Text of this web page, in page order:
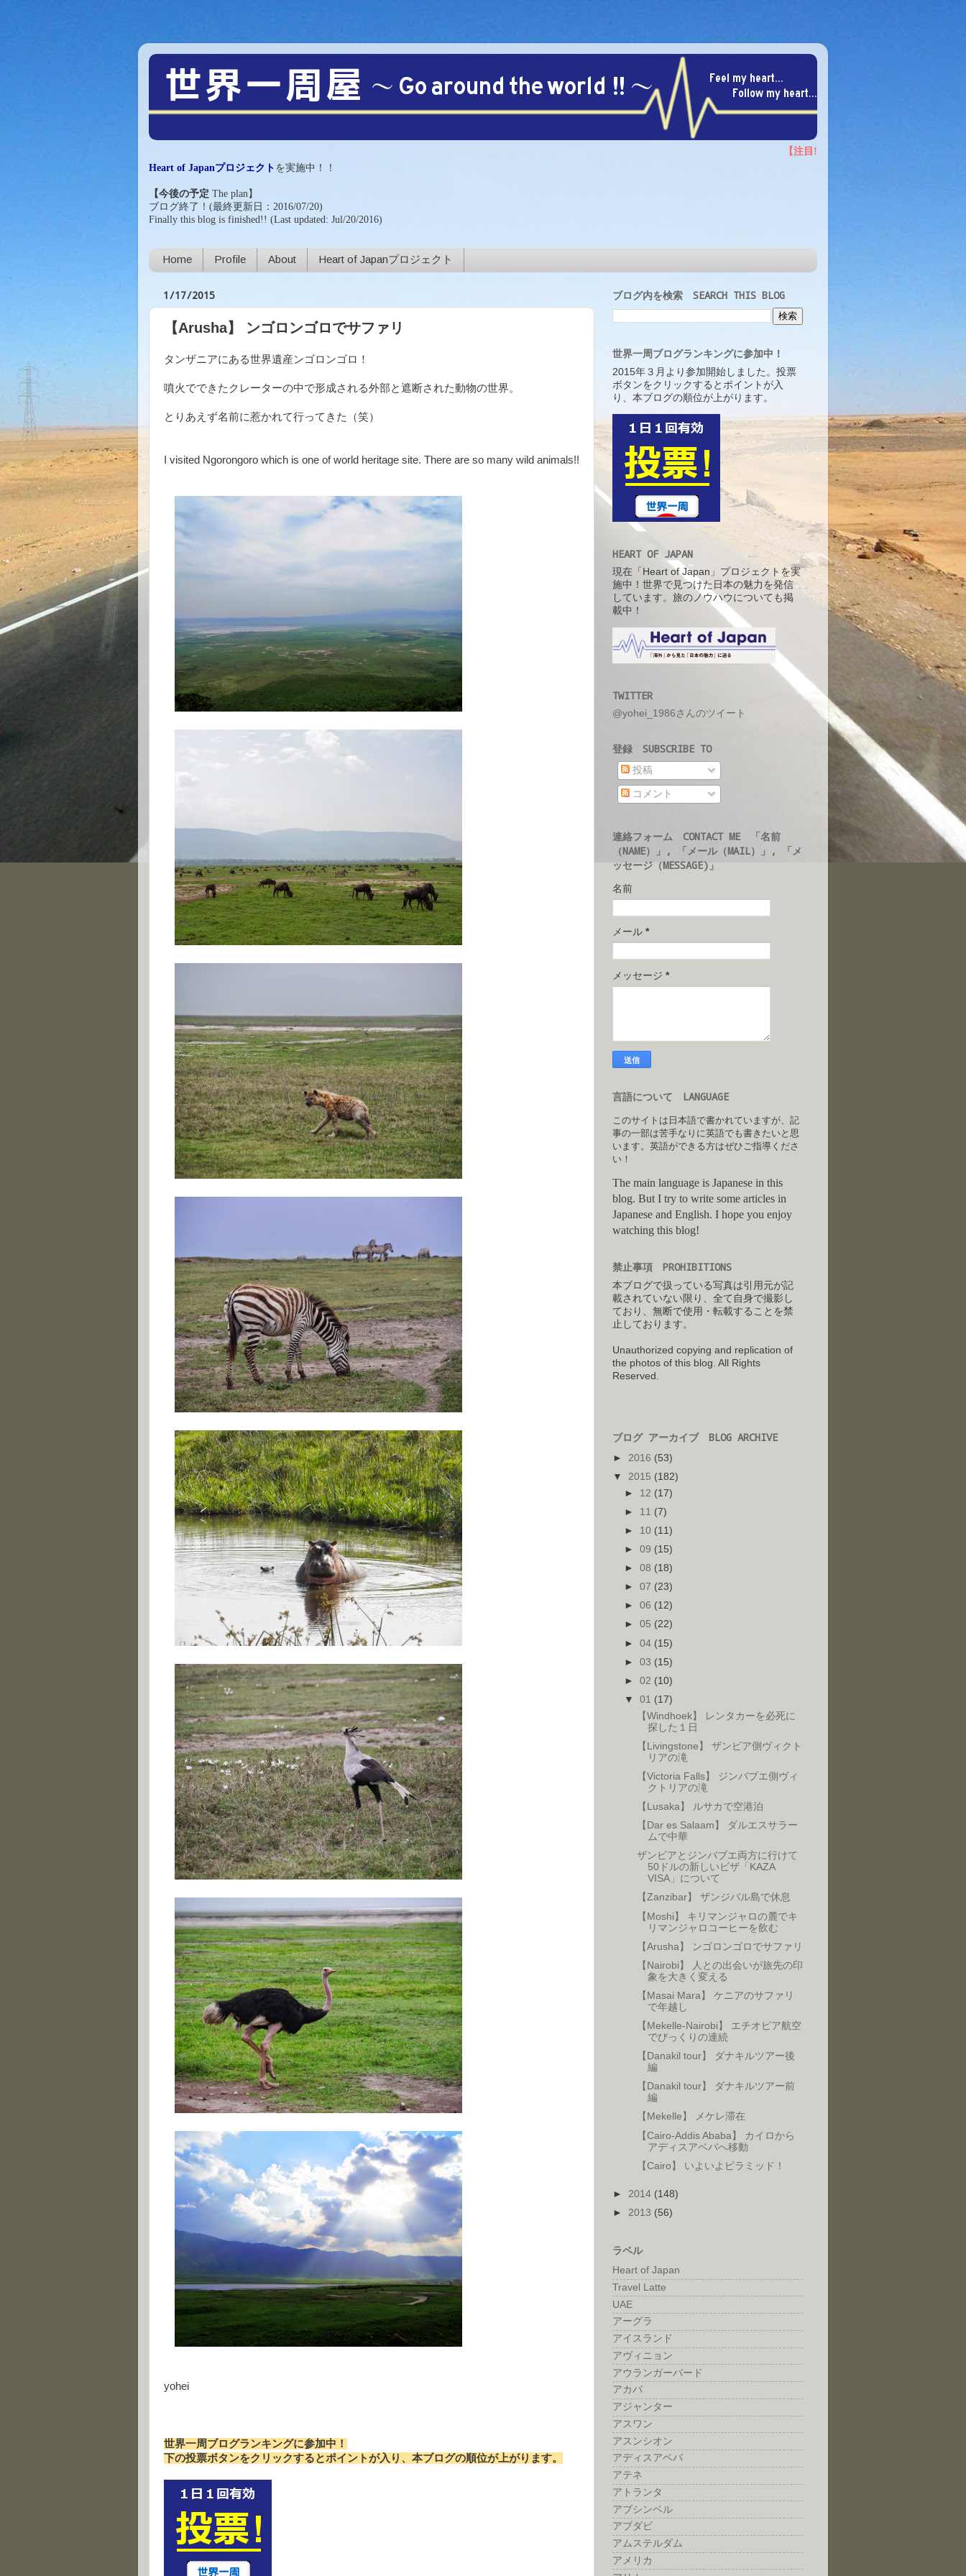
Heart of Japanプロジェクト を実施中！！
【今後の予定 The plan 】
ブログ終了！(最終更新日：2016/07/20)
Finally this blog is finished!! (Last updated: Jul/20/2016)
Home Profile About Heart of Japanプロジェクト
1/17/2015
【Arusha】 ンゴロンゴロでサファリ
タンザニアにある世界遺産ンゴロンゴロ！
噴火でできたクレーターの中で形成される外部と遮断された動物の世界。
とりあえず名前に惹かれて行ってきた（笑）
I visited Ngorongoro which is one of world heritage site. There are so many wild animals!!
yohei
世界一周ブログランキングに参加中！
下の投票ボタンをクリックするとポイントが入り、本ブログの順位が上がります。
ブログ内を検索 SEARCH THIS BLOG
世界一周ブログランキングに参加中！
2015年３月より参加開始しました。投票
ボタンをクリックするとポイントが入
り、本ブログの順位が上がります。
HEART OF JAPAN
現在「Heart of Japan」プロジェクトを実
施中！世界で見つけた日本の魅力を発信
しています。旅のノウハウについても掲
載中！
TWITTER
@yohei_1986さんのツイート
登録 SUBSCRIBE TO
投稿
コメント
連絡フォーム CONTACT ME 「名前
（NAME）」, 「メール（MAIL）」, 「メ
ッセージ（MESSAGE)」
名前
メール *
メッセージ *
言語について LANGUAGE
このサイトは日本語で書かれていますが、記
事の一部は苦手なりに英語でも書きたいと思
います。英語ができる方はぜひご指導くださ
い！
The main language is Japanese in this
blog. But I try to write some articles in
Japanese and English. I hope you enjoy
watching this blog!
禁止事項 PROHIBITIONS
本ブログで扱っている写真は引用元が記
載されていない限り、全て自身で撮影し
ており、 無断で使用・転載することを禁
止しております。
Unauthorized copying and replication of
the photos of this blog. All Rights
Reserved.
ブログ アーカイブ BLOG ARCHIVE
► 2016 (53)
▼ 2015 (182)
► 12 (17)
► 11 (7)
► 10 (11)
►09 (15)
►08 (18)
►07 (23)
►06 (12)
►05 (22)
►04 (15)
►03 (15)
►02 (10)
▼01 (17)
【Windhoek】 レンタカーを必死に
探した１日
【Livingstone】 ザンビア側ヴィクト
リアの滝
【Victoria Falls】 ジンバブエ側ヴィ
クトリアの滝
【Lusaka】 ルサカで空港泊
【Dar es Salaam】 ダルエスサラー
ムで中華
ザンビアとジンバブエ両方に行けて
50ドルの新しいビザ「KAZA
VISA」について
【Zanzibar】 ザンジバル島で休息
【Moshi】 キリマンジャロの麓でキ
リマンジャロコーヒーを飲む
【Arusha】 ンゴロンゴロでサファリ
【Nairobi】 人との出会いが旅先の印
象を大きく変える
【Masai Mara】 ケニアのサファリ
で年越し
【Mekelle-Nairobi】 エチオピア航空
でびっくりの連続
【Danakil tour】 ダナキルツアー後
編
【Danakil tour】 ダナキルツアー前
編
【Mekelle】 メケレ滞在
【Cairo-Addis Ababa】 カイロから
アディスアベバへ移動
【Cairo】 いよいよピラミッド！
► 2014 (148)
► 2013 (56)
ラベル
Heart of Japan
Travel Latte
UAE
アーグラ
アイスランド
アヴィニョン
アウランガーバード
アカバ
アジャンター
アスワン
アスンシオン
アディスアベバ
アテネ
アトランタ
アブシンベル
アブダビ
アムステルダム
アメリカ